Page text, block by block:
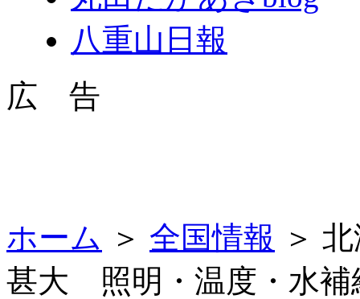
八重山日報
広 告
ホーム ＞ 全国情報 ＞
甚大 照明・温度・水補